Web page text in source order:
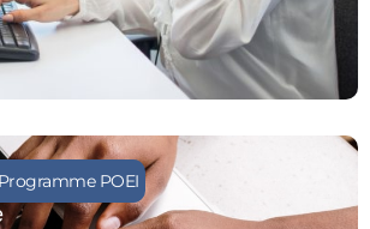
Programme POEI